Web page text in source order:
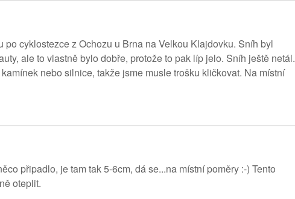
cyklostezce z Ochozu u Brna na Velkou Klajdovku. Sníh byl
ale to vlastně bylo dobře, protože to pak líp jelo. Sníh ještě netál.
nebo silnice, takže jsme musle trošku kličkovat. Na místní
připadlo, je tam tak 5-6cm, dá se...na místní poměry :-) Tento
oteplit.